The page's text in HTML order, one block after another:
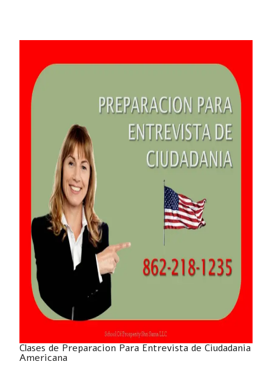
Clases de Preparacion Para Entrevista de Ciudadania
Americana